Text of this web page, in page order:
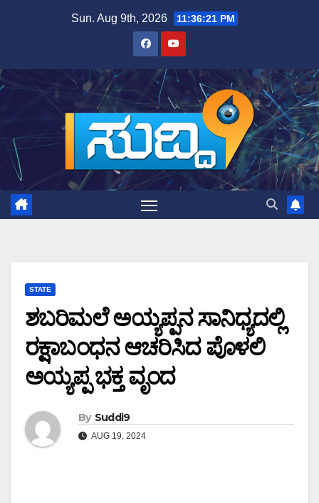
Sun. Aug 9th, 2026 11:36:22 PM
STATE
ಶಬರಿಮಲೆ ಅಯ್ಯಪ್ಪನ ಸಾನಿಧ್ಯದಲ್ಲಿ
ರಕ್ಷಾಬಂಧನ ಆಚರಿಸಿದ ಪೊಳಲಿ
ಅಯ್ಯಪ್ಪ ಭಕ್ತ ವೃಂದ
By Suddi9
AUG 19, 2024